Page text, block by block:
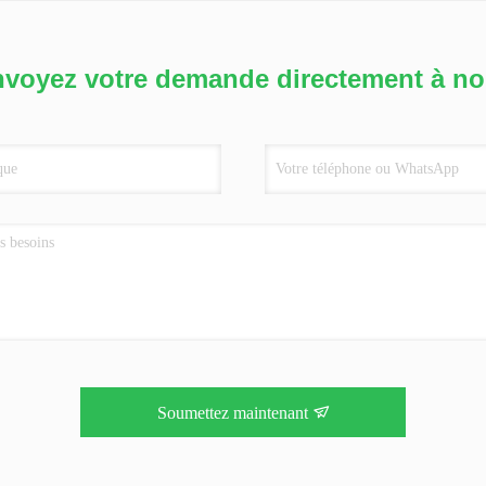
votre demande directement à
Soumettez maintenant